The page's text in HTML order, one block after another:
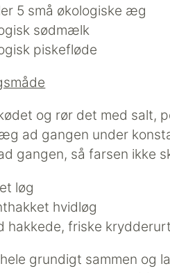
5 små økologiske æg
sødmælk
piskefløde
og rør det med salt,
ad gangen under
gangen, så farsen ikke
løg
hvidløg
hakkede, friske
grundigt sammen og